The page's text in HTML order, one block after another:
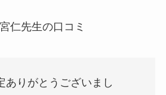
ありがとうございまし